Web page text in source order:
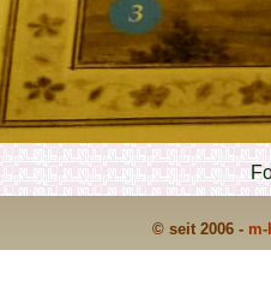
© seit 2006 -